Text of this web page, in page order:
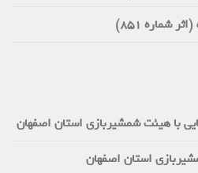
851)
با هیئت شمشیربازی استان اصفهان
استان اصفهان